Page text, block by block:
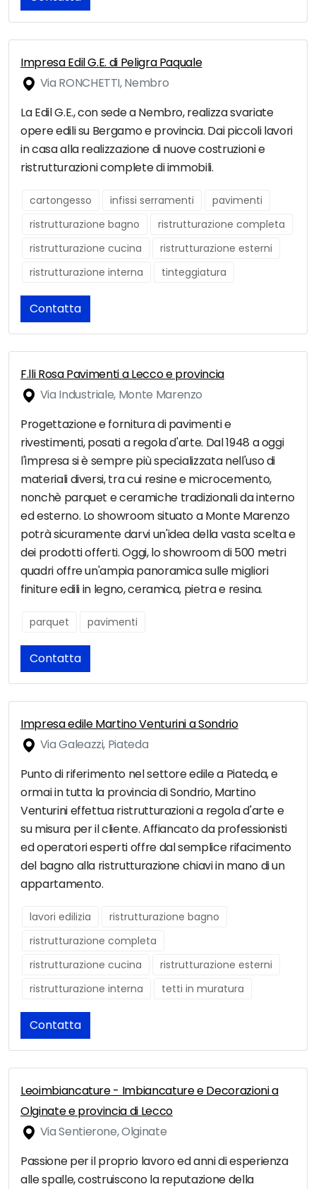
Impresa Edil G.E. di Peligra Paquale
Via RONCHETTI, Nembro
La Edil G.E., con sede a Nembro, realizza svariate
opere edili su Bergamo e provincia. Dai piccoli lavori
in casa alla realizzazione di nuove costruzioni e
ristrutturazioni complete di immobili.
cartongesso infissi serramenti
pavimenti
ristrutturazione bagno
ristrutturazione completa
ristrutturazione cucina
ristrutturazione esterni
ristrutturazione interna
tinteggiatura
Contatta
F.lli Rosa Pavimenti a Lecco e provincia
Via Industriale, Monte Marenzo
Progettazione e fornitura di pavimenti e
rivestimenti, posati a regola d'arte. Dal 1948 a oggi
l'impresa si è sempre più specializzata nell'uso di
materiali diversi, tra cui resine e microcemento,
nonchè parquet e ceramiche tradizionali da interno
ed esterno. Lo showroom situato a Monte Marenzo
potrà sicuramente darvi un'idea della vasta scelta e
dei prodotti offerti. Oggi, lo showroom di 500 metri
quadri offre un'ampia panoramica sulle migliori
finiture edili in legno, ceramica, pietra e resina.
parquet pavimenti
Contatta
Impresa edile Martino Venturini a Sondrio
Via Galeazzi, Piateda
Punto di riferimento nel settore edile a Piateda, e
ormai in tutta la provincia di Sondrio, Martino
Venturini effettua ristrutturazioni a regola d'arte e
su misura per il cliente. Affiancato da professionisti
ed operatori esperti offre dal semplice rifacimento
del bagno alla ristrutturazione chiavi in mano di un
appartamento.
lavori edilizia
ristrutturazione bagno
ristrutturazione completa
ristrutturazione cucina
ristrutturazione esterni
ristrutturazione interna
tetti in muratura
Contatta
Leoimbiancature - Imbiancature e Decorazioni a
Olginate e provincia di Lecco
Via Sentierone, Olginate
Passione per il proprio lavoro ed anni di esperienza
alle spalle, costruiscono la reputazione della